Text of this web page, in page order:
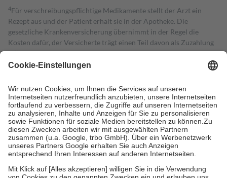
4Für verschreibungspflichtige Medikamente stellt der Arzt ein
Rezept aus und der Patient erhält sie in der Apotheke. Die
gesetzliche Krankenversicherung übernimmt in der Regel die
Kosten dafür, der Versicherte trägt einen Teil davon als Zuzahlung
mit.
Grundsätzlich leisten Mitglieder Zuzahlungen in Höhe von zehn
höchstens zehn Euro.
Es sind jedoch nie mehr als die tatsächlichen
Kosten der Leistung zu entrichten.
Diese Regeln gelten grundsätzlich auch für Online-Apotheken.
Bei Heilmitteln und häuslicher Krankenpflege beträgt die
Zuzahlung zehn Prozent der Kosten sowie zehn Euro je
Verordnung.
Um das Engagement der Versicherten für ihre eigene Gesundheit zu
stärken und die besondere Stellung der Familie zu unterstützen,
fallenkeine Zuzahlungenan bei: